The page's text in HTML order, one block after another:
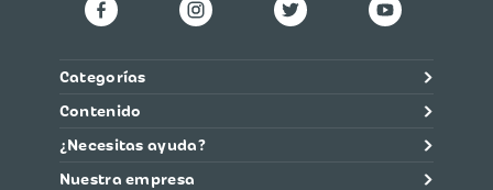
Categorías
Contenido
¿Necesitas ayuda?
Nuestra empresa